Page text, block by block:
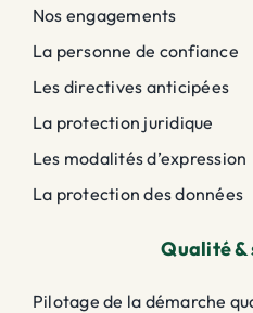
Nos engagements
La personne de confiance
Les directives anticipées
La protection juridique
Les modalités d’expression
La protection des données
Qualité &
Pilotage de la démarche